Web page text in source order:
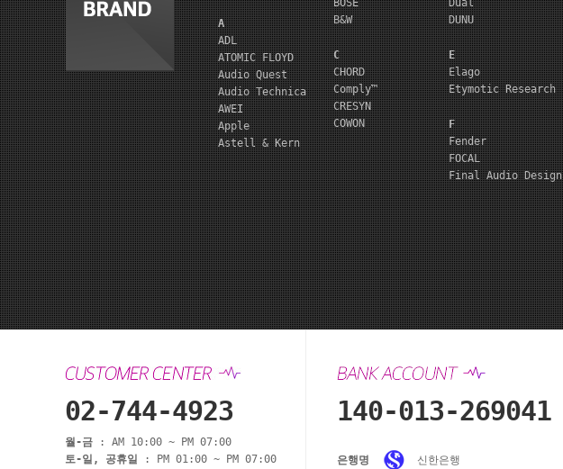
A
ADL
ATOMIC FLOYD
Audio Quest
Audio Technica
AWEI
Apple
Astell & Kern
BOSE
B&W
C
CHORD
Comply™
CRESYN
COWON
Dual
DUNU
E
Elago
Etymotic Research
F
Fender
FOCAL
Final Audio Design
02-744-4923
월-금 : AM 10:00 ~ PM 07:00
토-일, 공휴일
: PM 01:00 ~ PM 07:00
140-013-269041
은행명 신한은행